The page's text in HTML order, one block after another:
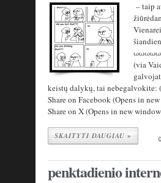
– taip
ωωωωω
(via
keistų dalykų, tai nebegalvokite:
Share on Facebook (Opens in
Share on X (Opens in new
SKAITYTI DAUGIAU »
penktadienio